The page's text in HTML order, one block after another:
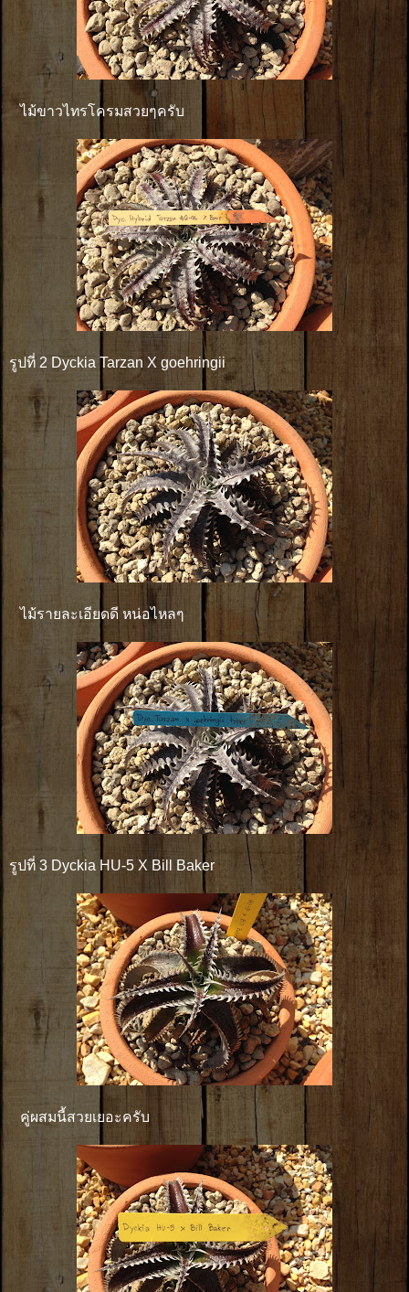
ไม้ขาวไทรโครมสวยๆครับ
รูปที่ 2 Dyckia Tarzan X goehringii
ไม้รายละเอียดดี หน่อไหลๆ
รูปที่ 3 Dyckia HU-5 X Bill Baker
คู่ผสมนี้สวยเยอะครับ